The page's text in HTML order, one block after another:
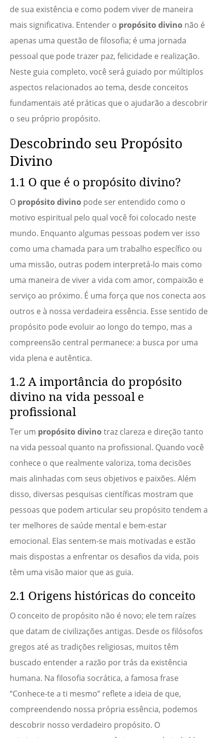
de sua existência e como podem viver de maneira
mais significativa. Entender o propósito divino não é
apenas uma questão de filosofia; é uma jornada
pessoal que pode trazer paz, felicidade e realização.
Neste guia completo, você será guiado por múltiplos
aspectos relacionados ao tema, desde conceitos
fundamentais até práticas que o ajudarão a descobrir
o seu próprio propósito.
Descobrindo seu Propósito
Divino
1.1 O que é o propósito divino?
O propósito divino pode ser entendido como o
motivo espiritual pelo qual você foi colocado neste
mundo. Enquanto algumas pessoas podem ver isso
como uma chamada para um trabalho específico ou
uma missão, outras podem interpretá-lo mais como
uma maneira de viver a vida com amor, compaixão e
serviço ao próximo. É uma força que nos conecta aos
outros e à nossa verdadeira essência. Esse sentido de
propósito pode evoluir ao longo do tempo, mas a
compreensão central permanece: a busca por uma
vida plena e autêntica.
1.2 A importância do propósito
divino na vida pessoal e
profissional
Ter um propósito divinotraz clareza e direção tanto
na vida pessoal quanto na profissional. Quando você
conhece o que realmente valoriza, toma decisões
mais alinhadas com seus objetivos e paixões. Além
disso, diversas pesquisas científicas mostram que
pessoas que podem articular seu propósito tendem a
ter melhores de saúde mental e bem-estar
emocional. Elas sentem-se mais motivadas e estão
mais dispostas a enfrentar os desafios da vida, pois
têm uma visão maior que as guia.
2.1 Origens históricas do conceito
O conceito de propósito não é novo; ele tem raízes
que datam de civilizações antigas. Desde os filósofos
gregos até as tradições religiosas, muitos têm
buscado entender a razão por trás da existência
humana. Na filosofia socrática, a famosa frase
“Conhece-te a ti mesmo” reflete a ideia de que,
compreendendo nossa própria essência, podemos
descobrir nosso verdadeiro propósito. O